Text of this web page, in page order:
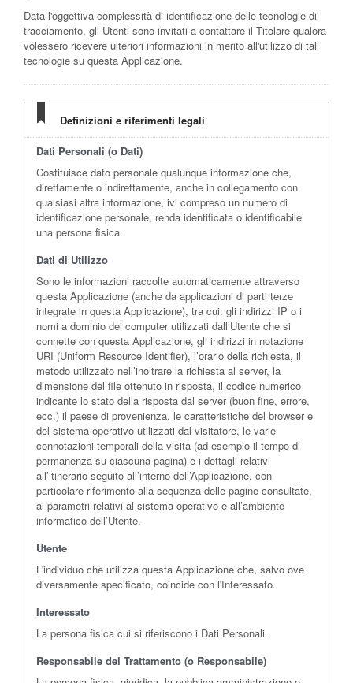
Data l'oggettiva complessità di identificazione delle tecnologie di
tracciamento, gli Utenti sono invitati a contattare il Titolare qualora
volessero ricevere ulteriori informazioni in merito all'utilizzo di tali
tecnologie su questa Applicazione.
Definizioni e riferimenti legali
Dati Personali (o Dati)
Costituisce dato personale qualunque informazione che,
direttamente o indirettamente, anche in collegamento con
qualsiasi altra informazione, ivi compreso un numero di
identificazione personale, renda identificata o identificabile
una persona fisica.
Dati di Utilizzo
Sono le informazioni raccolte automaticamente attraverso
questa Applicazione (anche da applicazioni di parti terze
integrate in questa Applicazione), tra cui: gli indirizzi IP o i
nomi a dominio dei computer utilizzati dall’Utente che si
connette con questa Applicazione, gli indirizzi in notazione
URI (Uniform Resource Identifier), l’orario della richiesta, il
metodo utilizzato nell’inoltrare la richiesta al server, la
dimensione del file ottenuto in risposta, il codice numerico
indicante lo stato della risposta dal server (buon fine, errore,
ecc.) il paese di provenienza, le caratteristiche del browser e
del sistema operativo utilizzati dal visitatore, le varie
connotazioni temporali della visita (ad esempio il tempo di
permanenza su ciascuna pagina) e i dettagli relativi
all’itinerario seguito all’interno dell’Applicazione, con
particolare riferimento alla sequenza delle pagine consultate,
ai parametri relativi al sistema operativo e all’ambiente
informatico dell’Utente.
Utente
L'individuo che utilizza questa Applicazione che, salvo ove
diversamente specificato, coincide con l'Interessato.
Interessato
La persona fisica cui si riferiscono i Dati Personali.
Responsabile del Trattamento (o Responsabile)